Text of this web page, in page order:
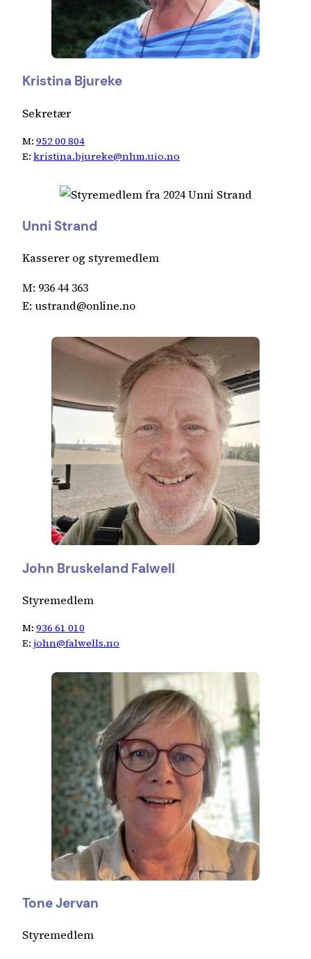
Kristina Bjureke
Sekretær
M: 952 00 804
E: kristina.bjureke@nhm.uio.no
Unni Strand
Kasserer og styremedlem
M: 936 44 363
E: ustrand@online.no
John Bruskeland Falwell
Styremedlem
M: 936 61 010
E: john@falwells.no
Tone Jervan
Styremedlem